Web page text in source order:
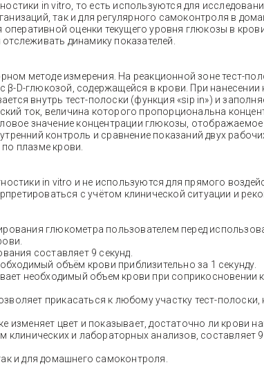
in vitro, то есть используются для
так и для регулярного самоконтроля в
оценки текущего уровня глюкозы в
динамику показателей.
методе измерения. На реакционной зоне тест-
β-D-глюкозой, содержащейся в крови. При
внутрь тест-полоски (функция «sip in») и
ток, величина которого пропорциональна
значение концентрации глюкозы,
контроль и сравнение показаний двух
плазме крови.
in vitro и не используются для прямого
с учётом клинической ситуации и
глюкометра пользователем перед
составляет 9 секунд.
объём крови приблизительно за 1 секунду.
необходимый объем крови при соприкосновении
прикасаться к любому участку тест-
изменяет цвет и показывает, достаточно ли крови
и лабораторных анализов, составляет
и для домашнего самоконтроля.